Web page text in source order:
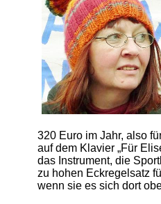
320 Euro im Jahr, also
auf dem Klavier „Für
das Instrument, die
zu hohen Eckregelsatz
wenn sie es sich dort